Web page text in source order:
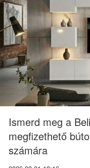
Ismerd meg a
megfizethető
számára